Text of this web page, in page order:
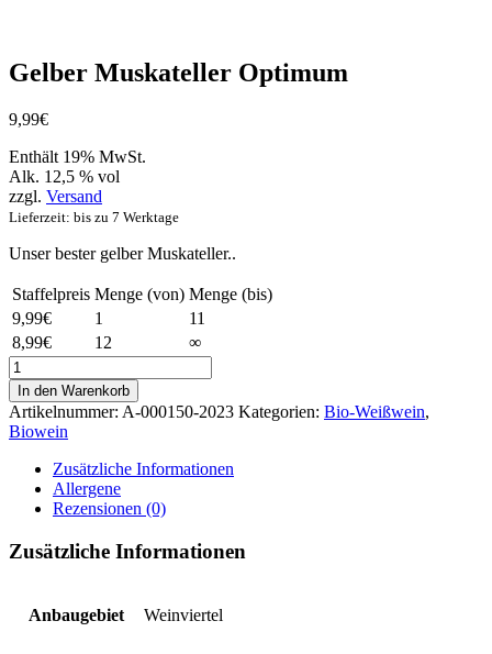
Gelber Muskateller Optimum
9,99€
Enthält 19% MwSt.
Alk. 12,5 % vol
zzgl. Versand
Lieferzeit: bis zu 7 Werktage
Unser bester gelber Muskateller..
Staffelpreis Menge (von) Menge (bis)
9,99€ 1
11
8,99€ 12
∞
Gelber
Muskateller
Optimum
Menge
In den Warenkorb
Artikelnummer: A-000150-2023 Kategorien: Bio-Weißwein,
Biowein
Zusätzliche Informationen
Allergene
Rezensionen (0)
Zusätzliche Informationen
Anbaugebiet Weinviertel